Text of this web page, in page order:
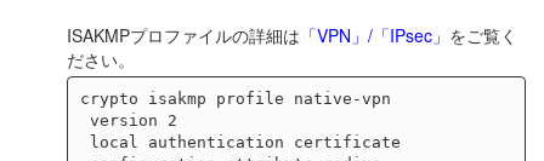
ISAKMPプロファイルの詳細は 「VPN」/「IPsec」 をご覧く
ださい。
crypto isakmp profile native-vpn